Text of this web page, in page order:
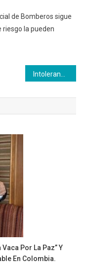
de Bomberos sigue
riesgo la pueden
Intolerancia cobró la vida del canino “Oro”
Por La Paz” Y
En Colombia.